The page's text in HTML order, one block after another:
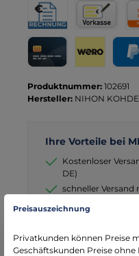
Rechnung fürVorkasse
Produktnummer: 102691
Hersteller: NIHON
Ihre Vorteile bei
Kostenloser
DE)
schneller Versand
seit über 15
Bereich
Preisauszeichnung
Privatkunden können Preise
Geschäftskunden Preise